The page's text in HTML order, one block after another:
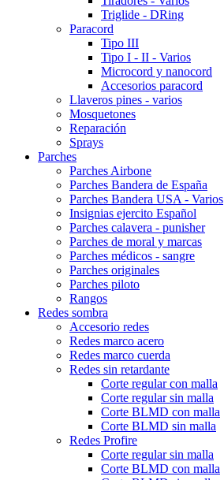
Triglide - DRing
Paracord
Tipo III
Tipo I - II - Varios
Microcord y nanocord
Accesorios paracord
Llaveros pines - varios
Mosquetones
Reparación
Sprays
Parches
Parches Airbone
Parches Bandera de España
Parches Bandera USA - Varios
Insignias ejercito Español
Parches calavera - punisher
Parches de moral y marcas
Parches médicos - sangre
Parches originales
Parches piloto
Rangos
Redes sombra
Accesorio redes
Redes marco acero
Redes marco cuerda
Redes sin retardante
Corte regular con malla
Corte regular sin malla
Corte BLMD con malla
Corte BLMD sin malla
Redes Profire
Corte regular sin malla
Corte BLMD con malla